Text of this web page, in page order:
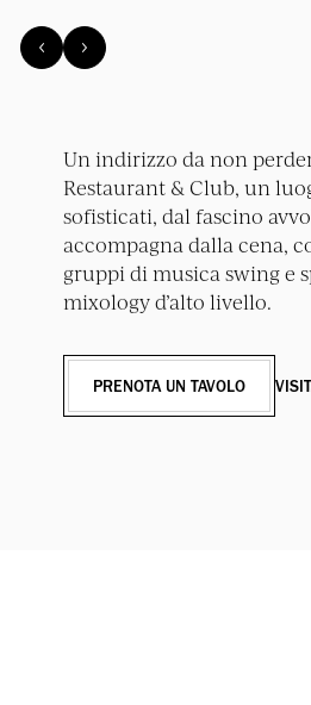
Un indirizzo da non
Restaurant & Club, un
sofisticati, dal fascino
accompagna dalla cena,
gruppi di musica swing e
mixology d’alto livello.
PRENOTA UN TAVOLO